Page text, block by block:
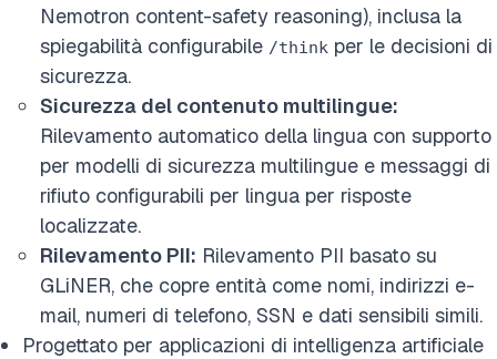
Nemotron content-safety reasoning), inclusa la
spiegabilità configurabile /think per le decisioni di
sicurezza.
Sicurezza del contenuto multilingue:
Rilevamento automatico della lingua con supporto
per modelli di sicurezza multilingue e messaggi di
rifiuto configurabili per lingua per risposte
localizzate.
Rilevamento PII: Rilevamento PII basato su
GLiNER, che copre entità come nomi, indirizzi e-
mail, numeri di telefono, SSN e dati sensibili simili.
Progettato per applicazioni di intelligenza artificiale